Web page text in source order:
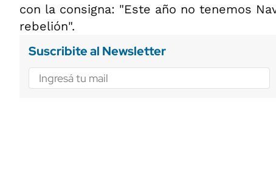
con la consigna: "Este año no tenemos
rebelión".
Suscribite al Newsletter